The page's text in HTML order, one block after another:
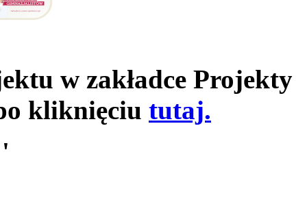
w zakładce Projekty
kliknięciu tutaj.
'